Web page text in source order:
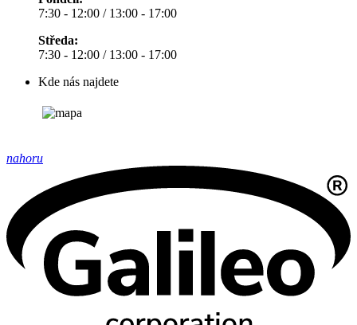
7:30 - 12:00 / 13:00 - 17:00
Středa:
7:30 - 12:00 / 13:00 - 17:00
Kde nás najdete
nahoru